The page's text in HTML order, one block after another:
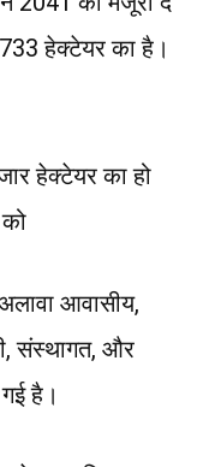
हेक्टेयर का है।
हेक्टेयर का हो
आवासीय,
संस्थागत, और
है।